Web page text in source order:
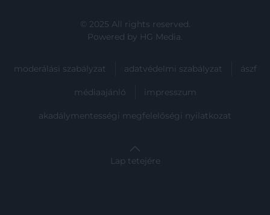
© 2025 All rights reserved.
Powered by HG Media.
moderálási szabályzat adatvédelmi szabályzat ászf
médiaajánló impresszum
akadálymentességi megfelelőségi nyilatkozat
Lap tetejére